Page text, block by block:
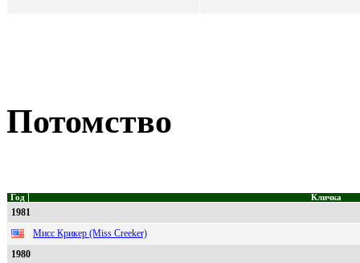
Потомство
Год Кличка
1981
Мисс Крикер (Miss Creeker)
1980